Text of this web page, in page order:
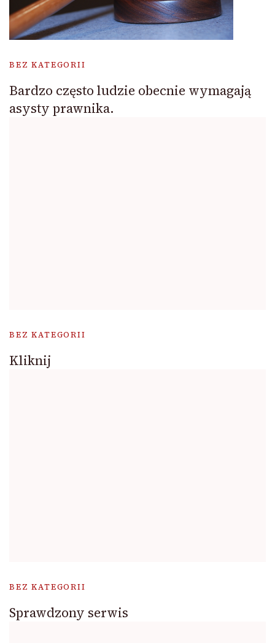
BEZ KATEGORII
Bardzo często ludzie obecnie wymagają
asysty prawnika.
BEZ KATEGORII
Kliknij
BEZ KATEGORII
Sprawdzony serwis